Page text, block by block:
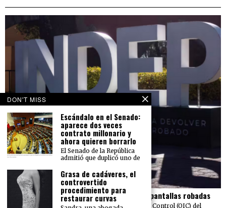
El Indep pierde más de 23 mdp en carros y pantallas robadas
Una auditoría realizada por el Órgano Interno de Control (OIC) del
DON'T MISS
Escándalo en el Senado:
aparece dos veces
contrato millonario y
ahora quieren borrarlo
El Senado de la República
admitió que duplicó uno de
Grasa de cadáveres, el
controvertido
procedimiento para
restaurar curvas